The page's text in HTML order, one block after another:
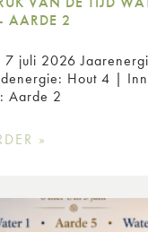
AARDE 2
juli 2026
Hout 4 |
Aarde 2
»